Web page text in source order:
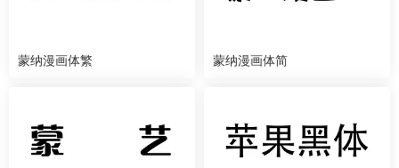
蒙纳漫画体繁 蒙纳漫画体简